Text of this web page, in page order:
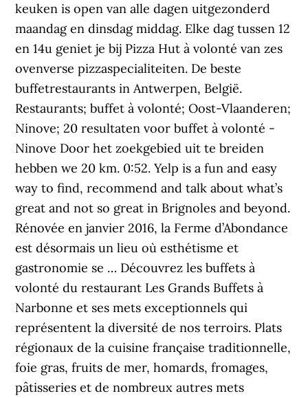
keuken is open van alle dagen uitgezonderd
maandag en dinsdag middag. Elke dag tussen 12
en 14u geniet je bij Pizza Hut à volonté van zes
ovenverse pizzaspecialiteiten. De beste
buffetrestaurants in Antwerpen, België.
Restaurants; buffet à volonté; Oost-Vlaanderen;
Ninove; 20 resultaten voor buffet à volonté -
Ninove Door het zoekgebied uit te breiden
hebben we 20 km. 0:52. Yelp is a fun and easy
way to find, recommend and talk about what’s
great and not so great in Brignoles and beyond.
Rénovée en janvier 2016, la Ferme d’Abondance
est désormais un lieu où esthétisme et
gastronomie se … Découvrez les buffets à
volonté du restaurant Les Grands Buffets à
Narbonne et ses mets exceptionnels qui
représentent la diversité de nos terroirs. Plats
régionaux de la cuisine française traditionnelle,
foie gras, fruits de mer, homards, fromages,
pâtisseries et de nombreux autres mets